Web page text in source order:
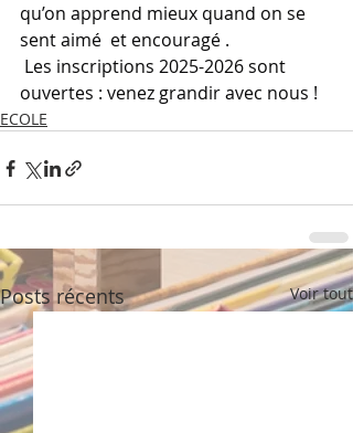
qu’on apprend mieux quand on se
sent aimé  et encouragé .
Les inscriptions 2025-2026 sont
ouvertes : venez grandir avec nous !
ECOLE
Posts récents Voir tout